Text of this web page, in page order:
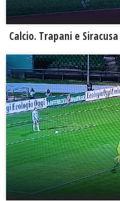
Calcio. Trapani e